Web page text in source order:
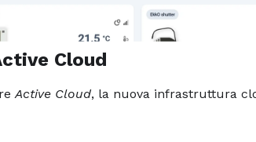
Cloud
Active Cloud, la nuova infrastruttura